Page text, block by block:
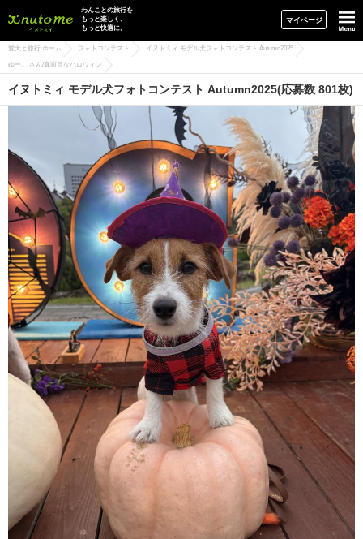
イヌトミィ
わんことの旅行を
もっと楽しく、
もっと快適に。
マイページ
愛犬と旅行 ホーム フォトコンテスト イヌトミィ モデル犬フォトコンテスト Autumn2025
ゆーこ さん/真面目なハロウィン
イヌトミィ モデル犬フォトコンテスト Autumn2025(応募数 801枚)